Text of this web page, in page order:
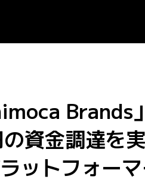
Brands
資金調達を
ットフォー